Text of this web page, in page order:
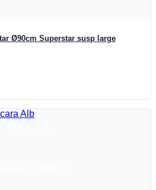
Ø90cm Superstar susp large